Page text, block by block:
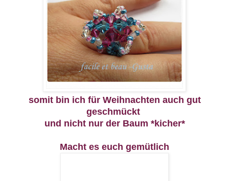
somit bin ich für Weihnachten auch gut
geschmückt
und nicht nur der Baum *kicher*
Macht es euch gemütlich